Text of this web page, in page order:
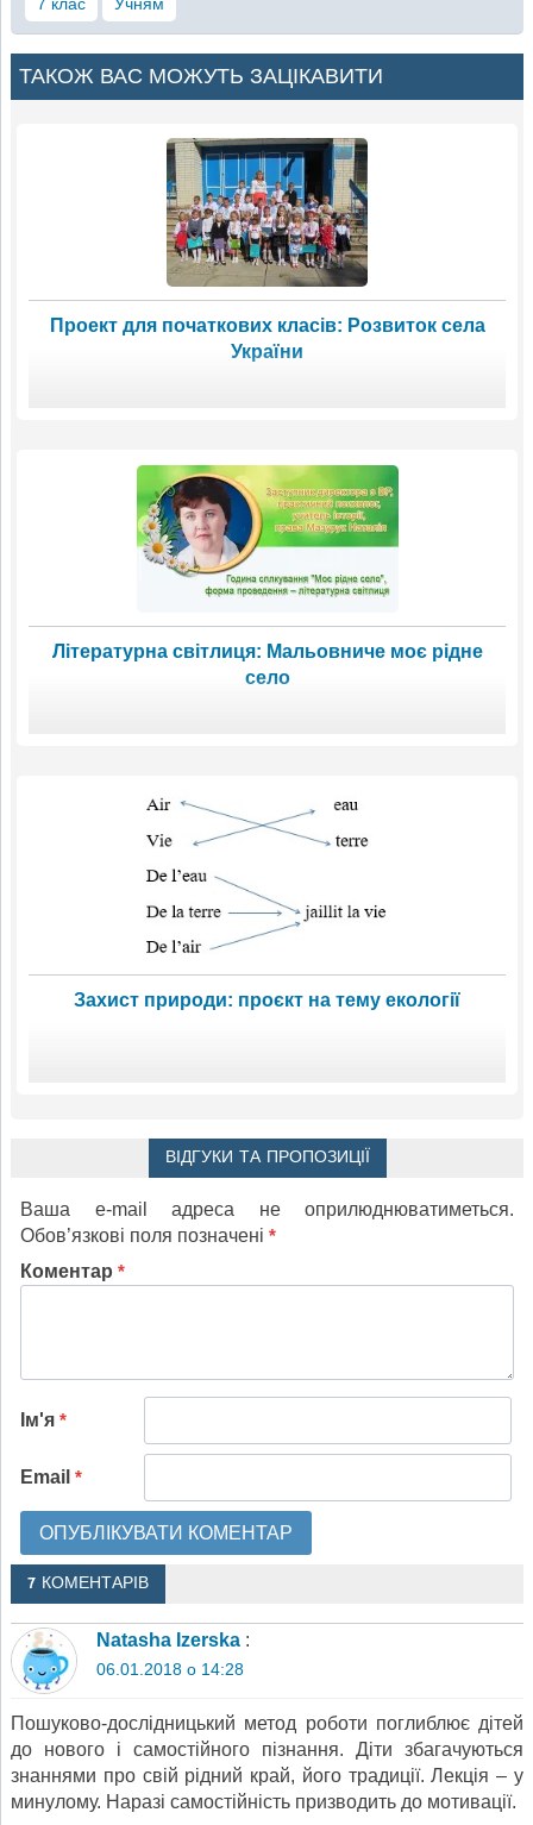
ТАКОЖ ВАС МОЖУТЬ ЗАЦІКАВИТИ
Проект для початкових класів: Розвиток села
України
Літературна світлиця: Мальовниче моє рідне
село
Захист природи: проєкт на тему екології
ВІДГУКИ ТА ПРОПОЗИЦІЇ
Ваша e-mail адреса не оприлюднюватиметься.
Обов’язкові поля позначені *
Коментар *
Ім'я *
Email *
7 КОМЕНТАРІВ
Natasha Izerska :
06.01.2018 о 14:28
Пошуково-дослідницький метод роботи поглиблює дітей
до нового і самостійного пізнання. Діти збагачуються
знаннями про свій рідний край, його традиції. Лекція – у
минулому. Наразі самостійність призводить до мотивації.